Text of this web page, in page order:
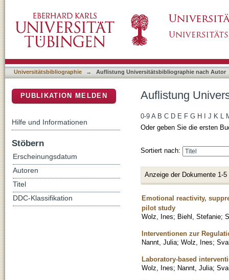
Universitätsbibliographie → Auflistung Universitätsbibliographie nach Autor
Auflistung
0-9 A B C D E F G H J K L
Oder geben Sie die ersten
Sortiert nach:
Anzeige der Dokumente 1-5
Emotional reactivity,
pilot study
Wolz, Ines; Biehl, Stefanie;
Interventionen zur
Nannt, Julia; Wolz, Ines;
Laboratory-based
Wolz, Ines; Nannt, Julia;
PUBLIKATION MELDEN
Hilfe und Informationen
Stöbern
Erscheinungsdatum
Autoren
Titel
DDC-Klassifikation